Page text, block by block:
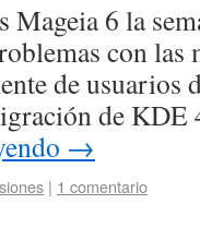
Mageia 6 la
con
de usuarios
de KDE
→
| 1 comentario